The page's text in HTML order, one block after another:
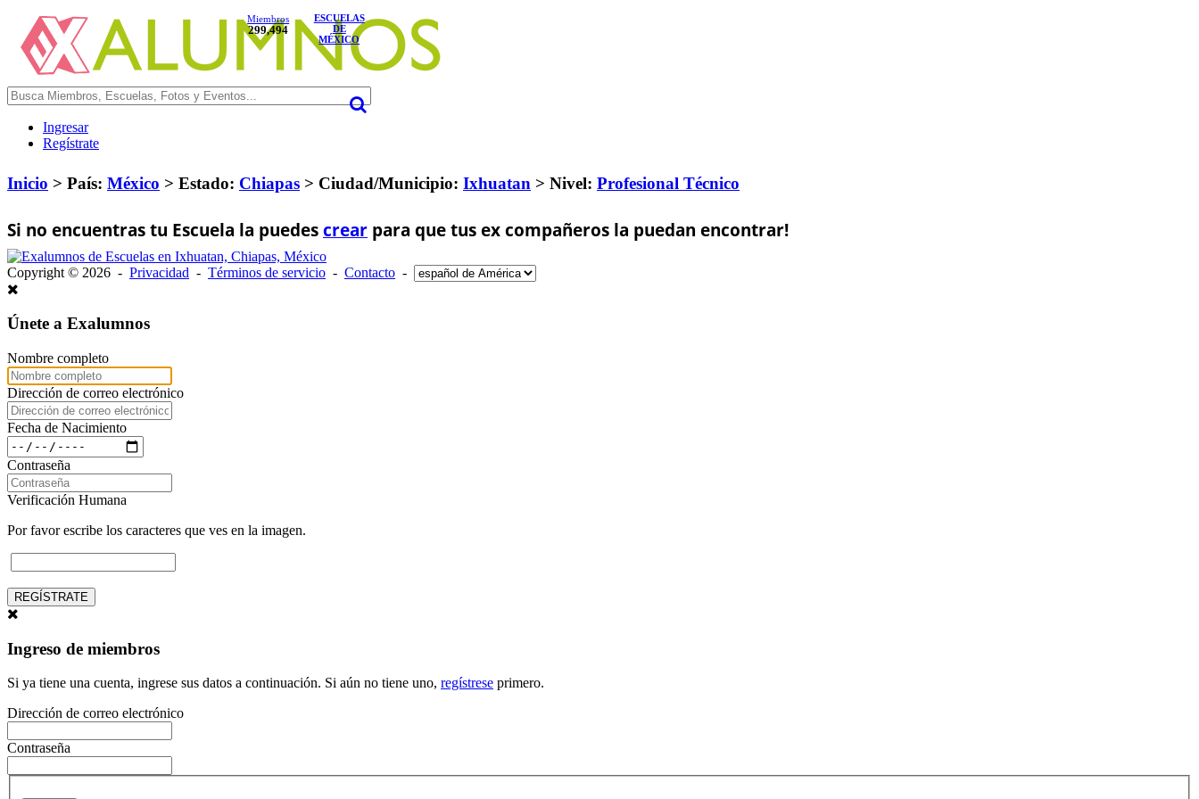
Miembros
299,494
ESCUELAS
DE
MÉXICO
Ingresar
Regístrate
Inicio > País: México > Estado: Chiapas > Ciudad/Municipio: Ixhuatan > Nivel: Profesional Técnico
Si no encuentras tu Escuela la puedescrear para que tus ex compañeros la puedan encontrar!
Copyright © 2026 - Privacidad - Términos de servicio - Contacto -
Únete a Exalumnos
Nombre completo
Dirección de correo electrónico
Fecha de Nacimiento
Contraseña
Verificación Humana
Por favor escribe los caracteres que ves en la imagen.
REGÍSTRATE
Ingreso de miembros
Si ya tiene una cuenta, ingrese sus datos a continuación. Si aún no tiene uno, regístrese primero.
Dirección de correo electrónico
Contraseña